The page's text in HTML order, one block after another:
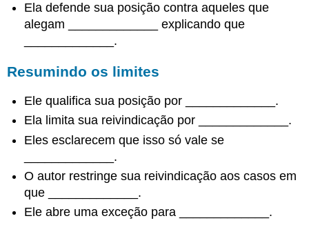
Ela defende sua posição contra aqueles que
alegam _____________ explicando que
_____________.
Resumindo os limites
Ele qualifica sua posição por _____________.
Ela limita sua reivindicação por _____________.
Eles esclarecem que isso só vale se
_____________.
O autor restringe sua reivindicação aos casos em
que _____________.
Ele abre uma exceção para _____________.